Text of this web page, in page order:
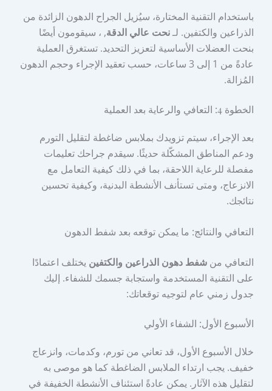
باستخدام التقنية المختارة، سيُزيل الجراح الدهون الزائدة من
الذراعين والكتفين. لـنحت عالي الدقة, ، سيقومون أيضًا
بنحت العضلات الأساسية لتعزيز التحديد. تستغرق العملية
عادةً من 1 إلى 3 ساعات، حسب تعقيد الإجراء وحجم الدهون
المُزالة.
الخطوة 4: التعافي والرعاية بعد العملية
بعد الإجراء، سيتم تزويدك بملابس ضاغطة لتقليل التورم
ودعم المناطق المشكّلة حديثًا. سيقدم جراحك تعليمات
مفصلة للرعاية اللاحقة، بما في ذلك كيفية التعامل مع
الانزعاج، ومتى تستأنف الأنشطة البدنية، وكيفية تحسين
نتائجك.
التعافي والنتائج: ما يمكن توقعه بعد شفط الدهون
التعافي منشفط دهون الذراعين والكتفين يختلف اعتمادًا
على التقنية المستخدمة واستجابة جسمك للشفاء. إليك
جدول زمني عام لتوجيه توقعاتك:
الأسبوع الأول: الشفاء الأولي
خلال الأسبوع الأول، قد تعاني من تورم، وكدمات، وانزعاج
خفيف. يجب ارتداء الملابس الضاغطة كما هو موصى به
لتقليل هذه الآثار. يمكن عادةً استئناف الأنشطة الخفيفة في